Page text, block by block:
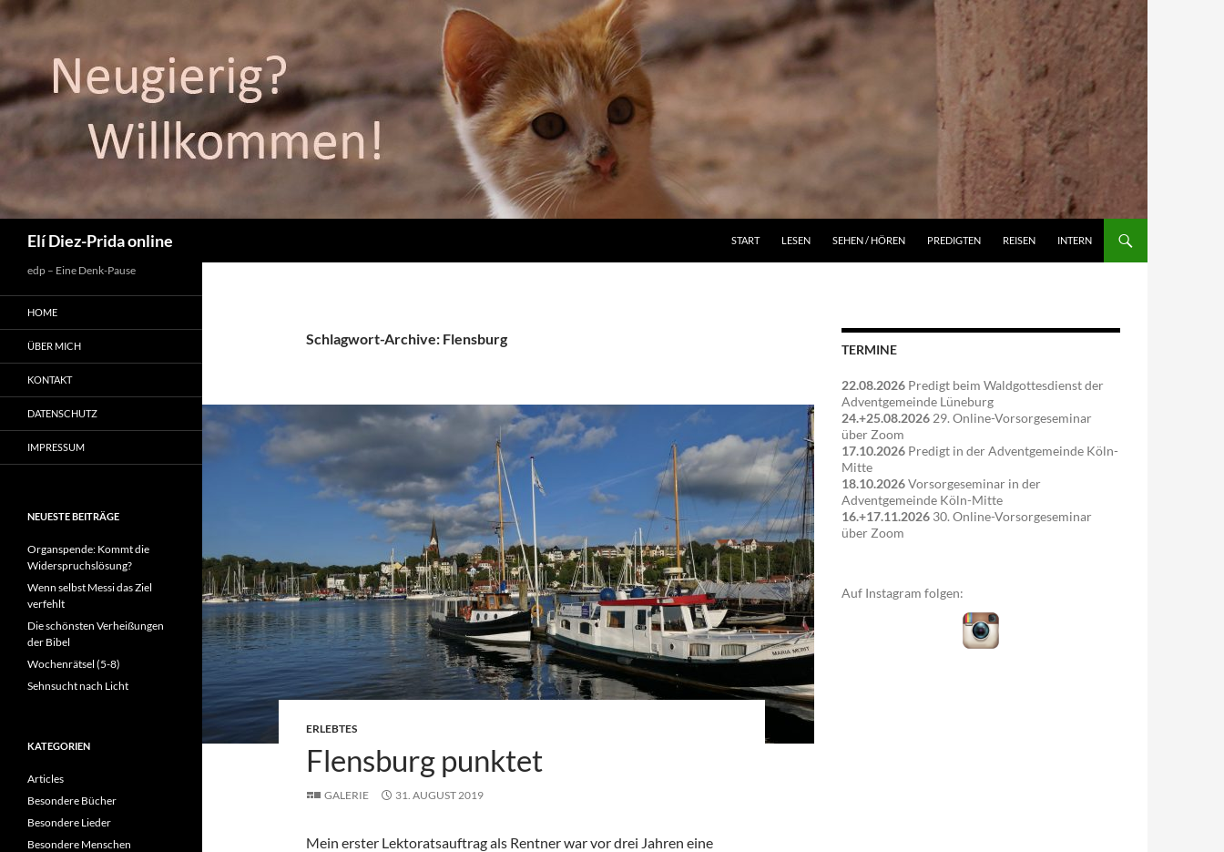
Elí Diez-Prida online
START
LESEN SEHEN / HÖREN PREDIGTEN REISEN INTERN
Schlagwort-Archive: Flensburg
ERLEBTES
Flensburg punktet
GALERIE 31. AUGUST 2019
Mein erster Lektoratsauftrag als Rentner war vor drei Jahren eine
TERMINE
22.08.2026 Predigt beim Waldgottesdienst der
Adventgemeinde Lüneburg
24.+25.08.2026 29. Online-Vorsorgeseminar
über Zoom
17.10.2026 Predigt in der Adventgemeinde Köln-
Mitte
18.10.2026Vorsorgeseminar in der
Adventgemeinde Köln-Mitte
16.+17.11.2026 30. Online-Vorsorgeseminar
über Zoom
Auf Instagram folgen:
edp – Eine Denk-Pause
HOME
ÜBER MICH
KONTAKT
DATENSCHUTZ
IMPRESSUM
NEUESTE BEITRÄGE
Organspende: Kommt die
Widerspruchslösung?
Wenn selbst Messi das Ziel
verfehlt
Die schönsten Verheißungen
der Bibel
Wochenrätsel (5-8)
Sehnsucht nach Licht
KATEGORIEN
Articles
Besondere Bücher
Besondere Lieder
Besondere Menschen